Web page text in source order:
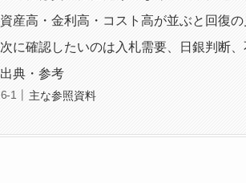
資産高・金利高・コスト高が並ぶと回復
次に確認したいのは入札需要、日銀判断
出典・参考
主な参照資料